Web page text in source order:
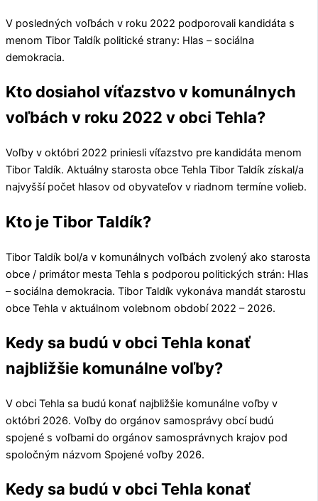
V posledných voľbách v roku 2022 podporovali kandidáta s
menom Tibor Taldík politické strany: Hlas – sociálna
demokracia.
Kto dosiahol víťazstvo v komunálnych
voľbách v roku 2022 v obci Tehla?
Voľby v októbri 2022 priniesli víťazstvo pre kandidáta menom
Tibor Taldík. Aktuálny starosta obce Tehla Tibor Taldík získal/a
najvyšší počet hlasov od obyvateľov v riadnom termíne volieb.
Kto je Tibor Taldík?
Tibor Taldík bol/a v komunálnych voľbách zvolený ako starosta
obce / primátor mesta Tehla s podporou politických strán: Hlas
– sociálna demokracia. Tibor Taldík vykonáva mandát starostu
obce Tehla v aktuálnom volebnom období 2022 – 2026.
Kedy sa budú v obci Tehla konať
najbližšie komunálne voľby?
V obci Tehla sa budú konať najbližšie komunálne voľby v
októbri 2026. Voľby do orgánov samosprávy obcí budú
spojené s voľbami do orgánov samosprávnych krajov pod
spoločným názvom Spojené voľby 2026.
Kedy sa budú v obci Tehla konať